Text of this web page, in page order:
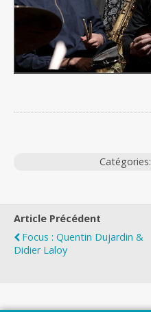
Catégories:
Article Précédent
Focus : Quentin Dujardin &
Didier Laloy